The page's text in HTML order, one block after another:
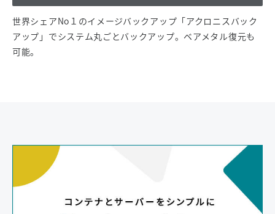
世界シェアNo１のイメージバックアップ「アクロニスバック
アップ」でシステム丸ごとバックアップ。ベアメタル復元も
可能。